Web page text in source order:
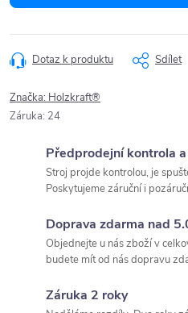
Dotaz k produktu Sdílet
Značka: Holzkraft®
Záruka: 24
Předprodejní kontrola
Stroj projde kontrolou, je
Poskytujeme záruční i
Doprava zdarma nad
Objednejte u nás zboží v
budete mít od nás dopravu
Záruka 2 roky